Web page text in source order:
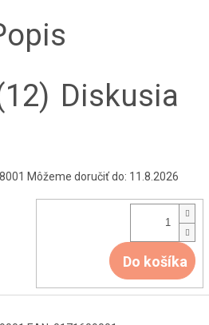
Diskusia
Môžeme doručiť do: 11.8.2026
Do košíka